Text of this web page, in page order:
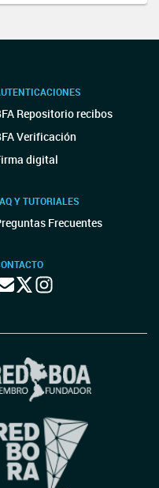
Repositorio recibos
Verificación
digital
Y TUTORIALES
Frecuentes